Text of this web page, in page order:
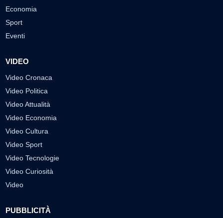
Economia
Sport
Eventi
VIDEO
Video Cronaca
Video Politica
Video Attualità
Video Economia
Video Cultura
Video Sport
Video Tecnologie
Video Curiosità
Video
PUBBLICITÀ